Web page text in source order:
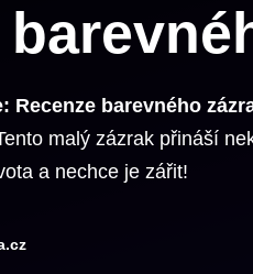
Recenze barevného
malý zázrak přináší
a nechce je zářit!